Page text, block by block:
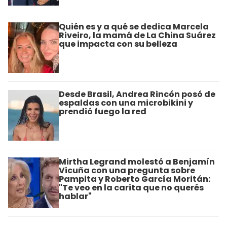
Quién es y a qué se dedica Marcela
Riveiro, la mamá de La China Suárez
que impacta con su belleza
Desde Brasil, Andrea Rincón posó de
espaldas con una microbikini y
prendió fuego la red
Mirtha Legrand molestó a Benjamín
Vicuña con una pregunta sobre
Pampita y Roberto García Moritán:
"Te veo en la carita que no querés
hablar"